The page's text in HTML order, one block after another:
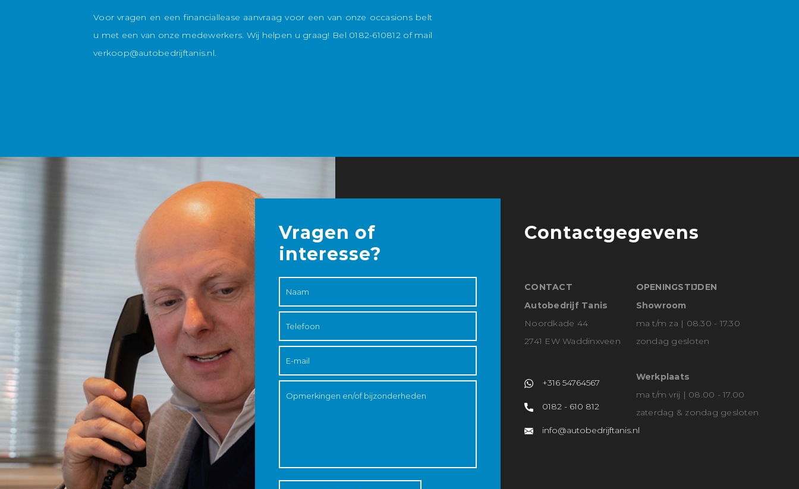
Voor vragen en een financiallease aanvraag voor een van onze occasions belt
u met een van onze medewerkers. Wij helpen u graag! Bel 0182-610812 of mail
verkoop@autobedrijftanis.nl.
Vragen of
interesse?
Contactgegevens
CONTACT
Autobedrijf Tanis
Noordkade 44
2741 EW Waddinxveen
+316 54764567
0182 - 610 812
info@autobedrijftanis.nl
OPENINGSTIJDEN
Showroom
ma t/m za | 08.30 - 17.30
zondag gesloten
Werkplaats
ma t/m vrij | 08.00 - 17.00
zaterdag & zondag gesloten